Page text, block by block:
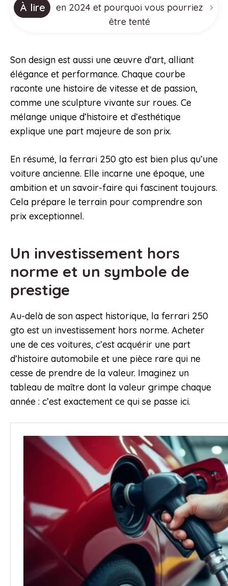
À lire
en 2024 et pourquoi vous pourriez
être tenté
Son design est aussi une œuvre d’art, alliant
élégance et performance. Chaque courbe
raconte une histoire de vitesse et de passion,
comme une sculpture vivante sur roues. Ce
mélange unique d’histoire et d’esthétique
explique une part majeure de son prix.
En résumé, la ferrari 250 gto est bien plus qu’une
voiture ancienne. Elle incarne une époque, une
ambition et un savoir-faire qui fascinent toujours.
Cela prépare le terrain pour comprendre son
prix exceptionnel.
Un investissement hors
norme et un symbole de
prestige
Au-delà de son aspect historique, la ferrari 250
gto est un investissement hors norme. Acheter
une de ces voitures, c’est acquérir une part
d’histoire automobile et une pièce rare qui ne
cesse de prendre de la valeur. Imaginez un
tableau de maître dont la valeur grimpe chaque
année : c’est exactement ce qui se passe ici.